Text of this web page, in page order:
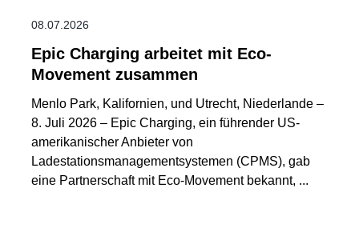
08.07.2026
Epic Charging arbeitet mit Eco-
Movement zusammen
Menlo Park, Kalifornien, und Utrecht, Niederlande –
8. Juli 2026 – Epic Charging, ein führender US-
amerikanischer Anbieter von
Ladestationsmanagementsystemen (CPMS), gab
eine Partnerschaft mit Eco-Movement bekannt, ...